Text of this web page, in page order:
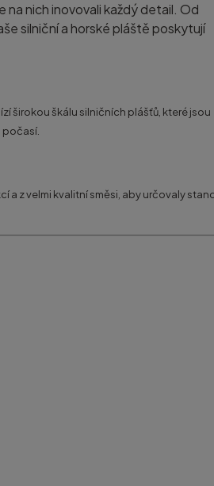
nich inovovali každý detail. Od
silniční a horské pláště poskytují
širokou škálu silničních plášťů, které jsou
počasí.
a z velmi kvalitní směsi, aby určovaly